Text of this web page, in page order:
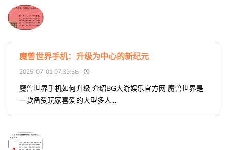
魔兽世界手机：升级为中心的新纪元
2025-07-01 07:39:36
魔兽世界手机如何升级 介绍BG大游娱乐官方网 魔兽世界是
一款备受玩家喜爱的大型多人...